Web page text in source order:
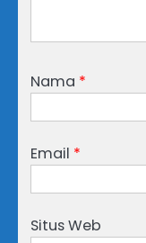
Nama *
Email *
Situs Web